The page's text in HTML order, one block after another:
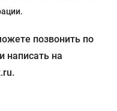
позвонить по
написать на